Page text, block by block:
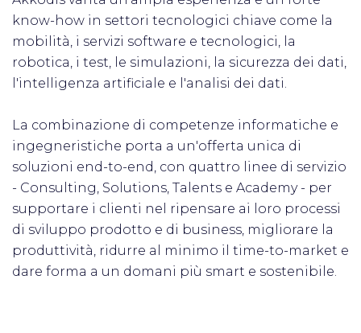
know-how in settori tecnologici chiave come la
mobilità, i servizi software e tecnologici, la
robotica, i test, le simulazioni, la sicurezza dei dati,
l'intelligenza artificiale e l'analisi dei dati.
La combinazione di competenze informatiche e
ingegneristiche porta a un'offerta unica di
soluzioni end-to-end, con quattro linee di servizio
- Consulting, Solutions, Talents e Academy - per
supportare i clienti nel ripensare ai loro processi
di sviluppo prodotto e di business, migliorare la
produttività, ridurre al minimo il time-to-market e
dare forma a un domani più smart e sostenibile.